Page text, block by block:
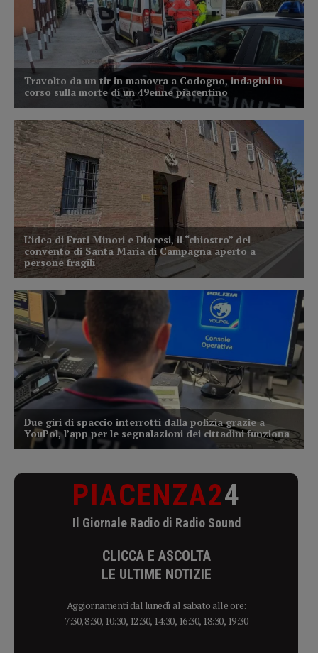
PIACENZA24
Il Giornale Radio di Radio Sound
CLICCA E ASCOLTA
LE ULTIME NOTIZIE
Aggiornamenti dal lunedì al sabato alle ore:
7:30, 8:30, 10:30, 12:30, 14:30, 16:30, 18:30, 19:30